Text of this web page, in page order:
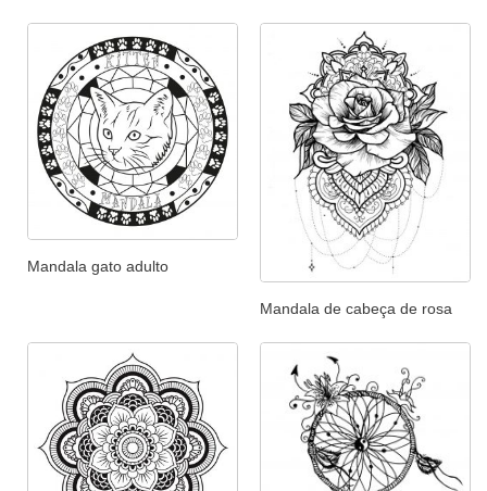
Mandala gato adulto
Mandala de cabeça de rosa